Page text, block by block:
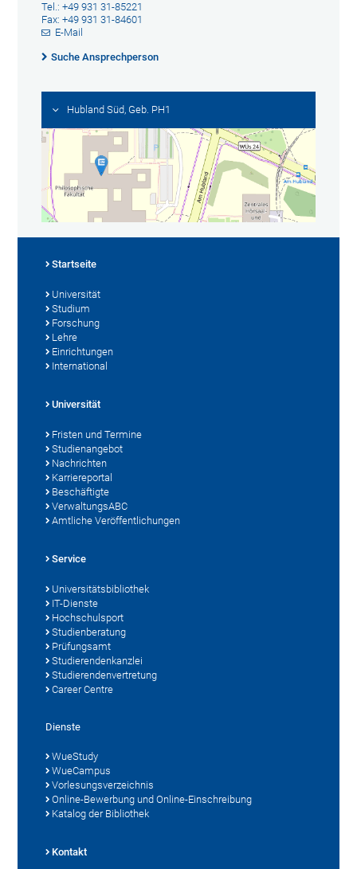
Tel.: +49 931 31-85221
Fax: +49 931 31-84601
E-Mail
Suche Ansprechperson
Hubland Süd, Geb. PH1
Startseite
Universität
Studium
Forschung
Lehre
Einrichtungen
International
Universität
Fristen und Termine
Studienangebot
Nachrichten
Karriereportal
Beschäftigte
VerwaltungsABC
Amtliche Veröffentlichungen
Service
Universitätsbibliothek
IT-Dienste
Hochschulsport
Studienberatung
Prüfungsamt
Studierendenkanzlei
Studierendenvertretung
Career Centre
Dienste
WueStudy
WueCampus
Vorlesungsverzeichnis
Online-Bewerbung und Online-Einschreibung
Katalog der Bibliothek
Kontakt